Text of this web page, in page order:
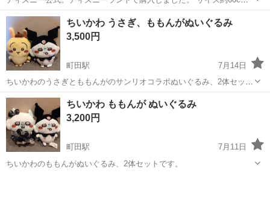
ベイマックスの丸みを帯びたフォルムを再現した、手触りの良いメッ
シュ素材のぬいぐるみです。 糸の引きつり等写真でご確認下さい。
東京 町田市 おもちゃ
ちいかわ うさぎ、ももんがぬいぐるみ
3,500円
町田駅
7月14日
ちいかわのうさぎとももんがのサンリオコラボぬいぐるみ、2体セット
です。
東京 町田市 町田駅 おもちゃ ちい
ちいかわ ももんが ぬいぐるみ
3,200円
町田駅
7月11日
ちいかわのももんがぬいぐるみ、2体セットです。